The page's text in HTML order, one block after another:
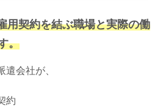
用契約を結ぶ職場と実際の働
。
会社が、
約